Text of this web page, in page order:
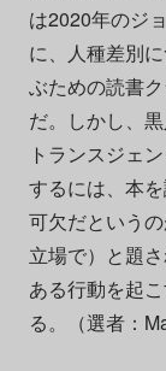
は2020年のジ
に、人種差別
ぶための読書
だ。しかし、
トランスジェ
するには、本
可欠だという
立場で）と題
ある行動を起
る。（選者：